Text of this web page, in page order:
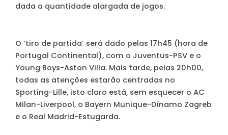
dada a quantidade alargada de jogos.
O ‘tiro de partida’ será dado pelas 17h45 (hora de
Portugal Continental), com o Juventus-PSV e o
Young Boys-Aston Villa. Mais tarde, pelas 20h00,
todas as atenções estarão centradas no
Sporting-Lille, isto claro está, sem esquecer o AC
Milan-Liverpool, o Bayern Munique-Dínamo Zagreb
e o Real Madrid-Estugarda.